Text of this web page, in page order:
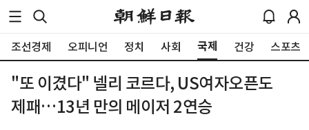
조선경제 오피니언 정치 사회 국제 건강 스포츠
"또 이겼다" 넬리 코르다, US여자오픈도
제패…13년 만의 메이저 2연승